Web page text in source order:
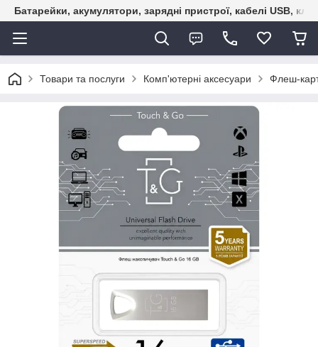
Батарейки, акумулятори, зарядні пристрої, кабелі USB,
Товари та послуги Комп'ютерні аксесуари Флеш-